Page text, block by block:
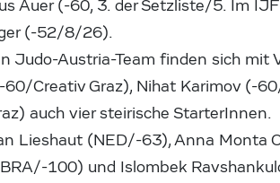
Auer (-60, 3. der Setzliste/5. Im
(-52/8/26).
Judo-Austria-Team finden sich mit
60/Creativ Graz), Nihat Karimov (-
auch vier steirische StarterInnen.
Lieshaut (NED/-63), Anna Monta
100) und Islombek